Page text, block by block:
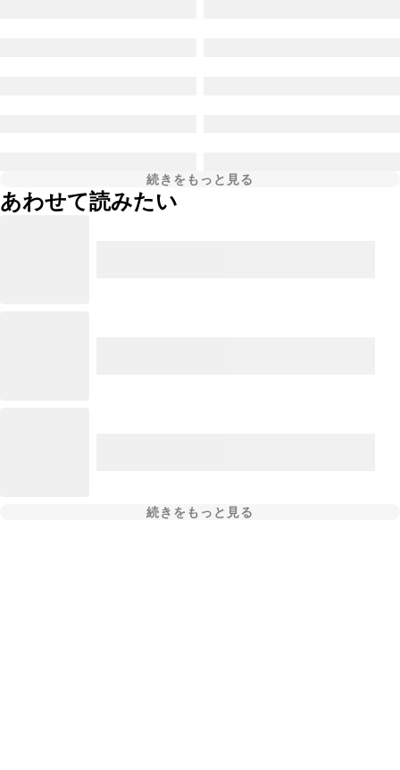
続きをもっと見る
あわせて読みたい
続きをもっと見る